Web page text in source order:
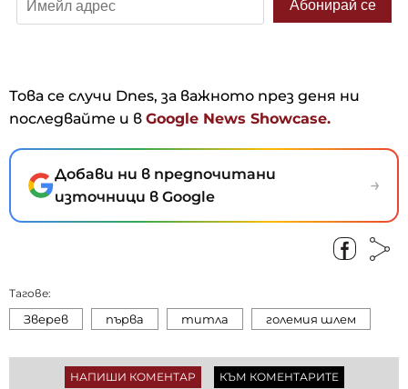
Това се случи Dnes, за важното през деня ни
последвайте и в Google News Showcase.
Добави ни в предпочитани
източници в Google
→
Тагове:
Зверев първа титла големия шлем
НАПИШИ КОМЕНТАР КЪМ КОМЕНТАРИТЕ